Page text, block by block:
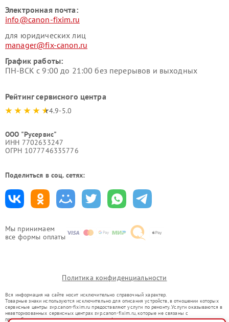
Мы принимаем
все формы оплаты
Электронная почта:
info@canon-fixim.ru
для юридических лиц
manager@fix-canon.ru
График работы:
ПН-ВСК с 9:00 до 21:00 без перерывов и выходных
Рейтинг сервисного центра
4.9-5.0
ООО "Русервис"
ИНН 7702633247
ОГРН 1077746335776
Поделиться в соц. сетях:
Политика конфиденциальности
Вся информация на сайте носит исключительно справочный характер.
Товарные знаки используются исключительно для описания устройств, в отношении которых
сервисные центры svp.canon-fixim.ru предоставляют услуги по ремонту. Услуги оказываются в
неавторизованных сервисных центрах svp.canon-fixim.ru, которые не связаны с
правообладателями товарных знаков или их официальными представителями.